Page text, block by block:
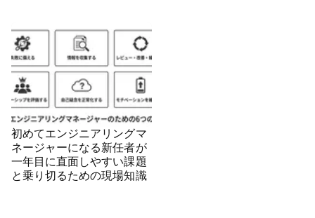
初めてエンジニアリングマ
ネージャーになる新任者が
一年目に直面しやすい課題
と乗り切るための現場知識